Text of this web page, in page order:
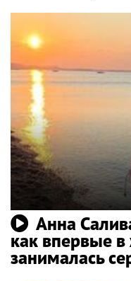
Анна
как впервые
занималась